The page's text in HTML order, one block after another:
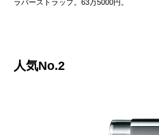
ラバーストラップ。63万5000円。
人気No.2